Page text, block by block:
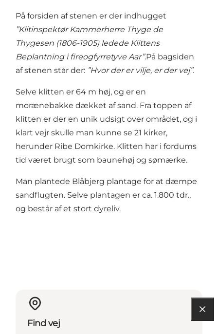
På forsiden af stenen er der indhugget
”Klitinspektør Kammerherre Thyge de
Thygesen (1806-1905) ledede Klittens
Beplantning i fireogfyrretyve Aar”.På bagsiden
af stenen står der: ”Hvor der er vilje, er der vej”.
Selve klitten er 64 m høj, og er en
morænebakke dækket af sand. Fra toppen af
klitten er der en unik udsigt over området, og i
klart vejr skulle man kunne se 21 kirker,
herunder Ribe Domkirke. Klitten har i fordums
tid været brugt som baunehøj og sømærke.
Man plantede Blåbjerg plantage for at dæmpe
sandflugten. Selve plantagen er ca. 1.800 tdr.,
og består af et stort dyreliv.
Find vej